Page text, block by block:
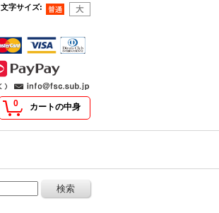
文字サイズ:
0 カートの中身